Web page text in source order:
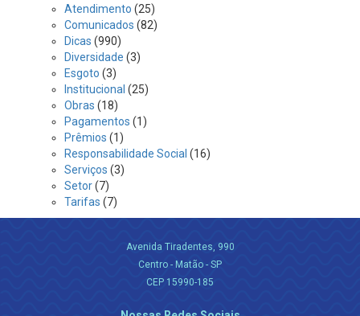
Atendimento (25)
Comunicados (82)
Dicas (990)
Diversidade (3)
Esgoto (3)
Institucional (25)
Obras (18)
Pagamentos (1)
Prêmios (1)
Responsabilidade Social (16)
Serviços (3)
Setor(7)
Tarifas (7)
Avenida Tiradentes, 990
Centro - Matão - SP
CEP 15990-185